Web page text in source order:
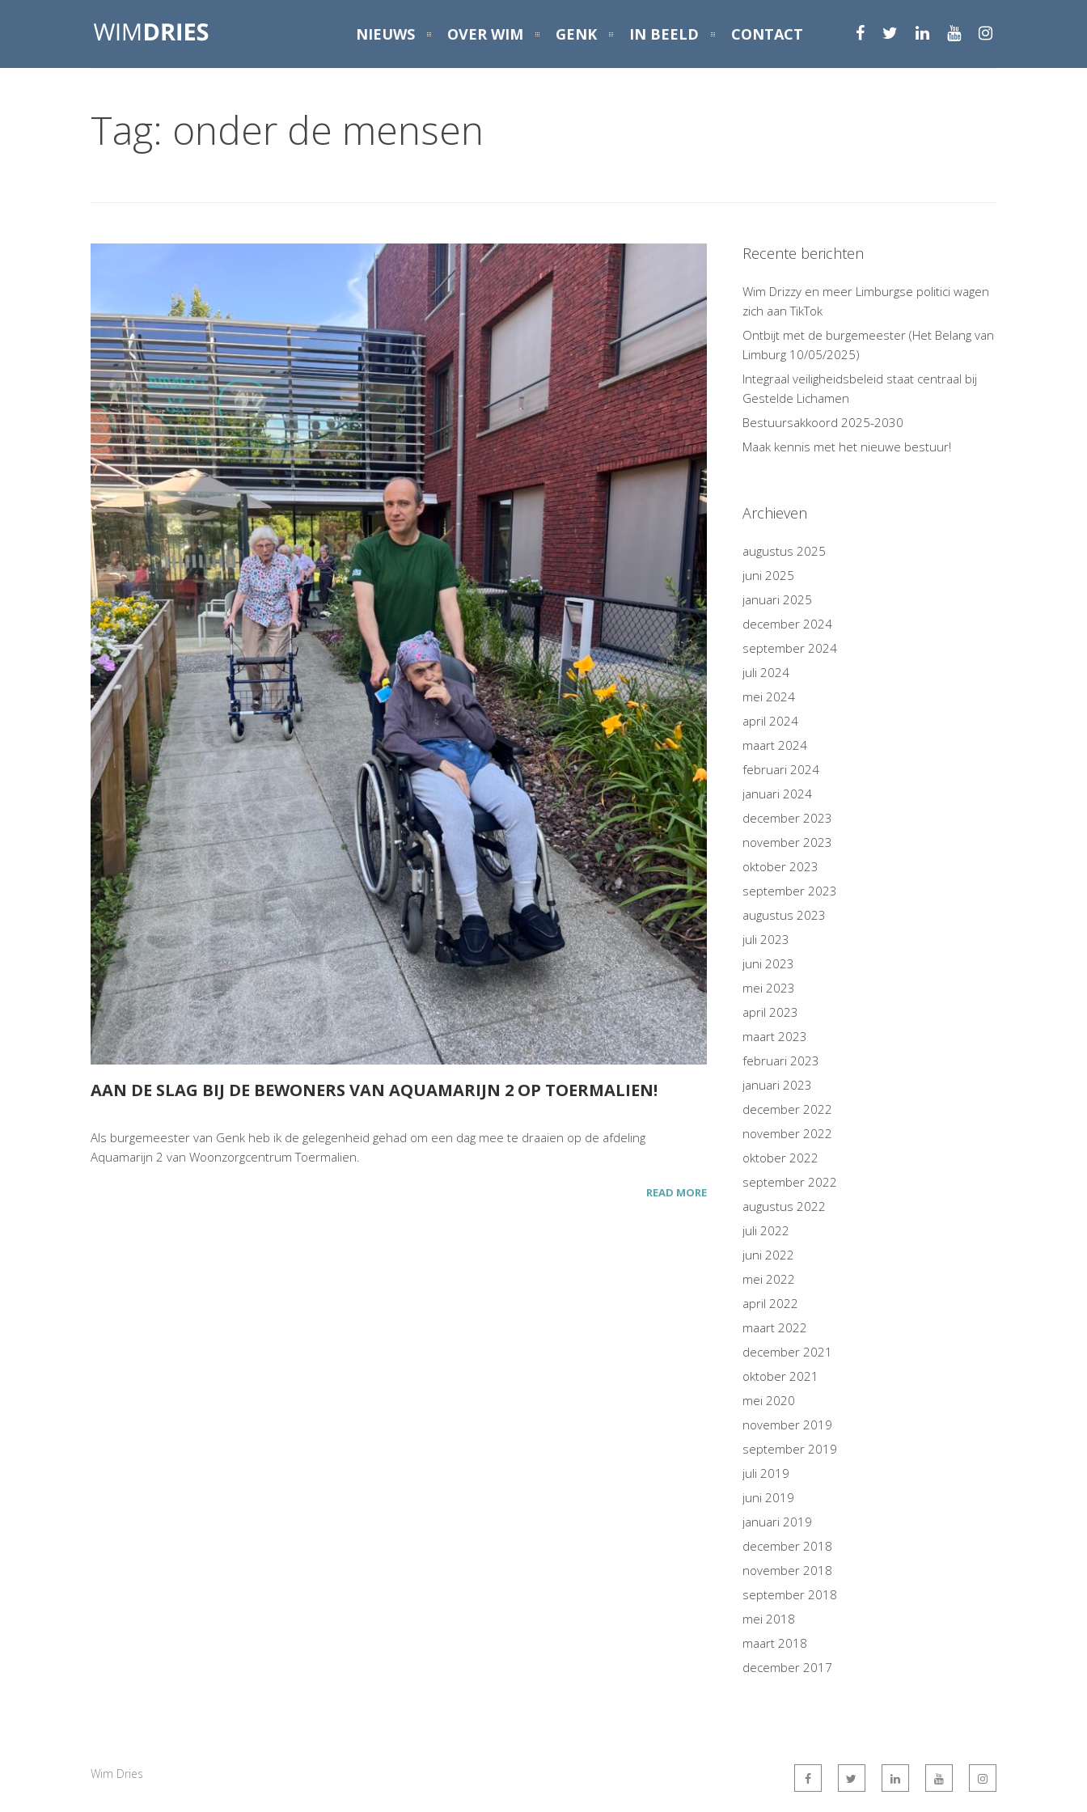
NIEUWS OVER WIM GENK IN BEELD CONTACT
Tag: onder de mensen
AAN DE SLAG BIJ DE BEWONERS VAN AQUAMARIJN 2 OP TOERMALIEN!
Als burgemeester van Genk heb ik de gelegenheid gehad om een dag mee te draaien op de afdeling
Aquamarijn 2 van Woonzorgcentrum Toermalien.
READ MORE
Recente berichten
Wim Drizzy en meer Limburgse politici wagen
zich aan TikTok
Ontbijt met de burgemeester (Het Belang van
Limburg 10/05/2025)
Integraal veiligheidsbeleid staat centraal bij
Gestelde Lichamen
Bestuursakkoord 2025-2030
Maak kennis met het nieuwe bestuur!
Archieven
augustus 2025
juni 2025
januari 2025
december 2024
september 2024
juli 2024
mei 2024
april 2024
maart 2024
februari 2024
januari 2024
december 2023
november 2023
oktober 2023
september 2023
augustus 2023
juli 2023
juni 2023
mei 2023
april 2023
maart 2023
februari 2023
januari 2023
december 2022
november 2022
oktober 2022
september 2022
augustus 2022
juli 2022
juni 2022
mei 2022
april 2022
maart 2022
december 2021
oktober 2021
mei 2020
november 2019
september 2019
juli 2019
juni 2019
januari 2019
december 2018
november 2018
september 2018
mei 2018
maart 2018
december 2017
Wim Dries